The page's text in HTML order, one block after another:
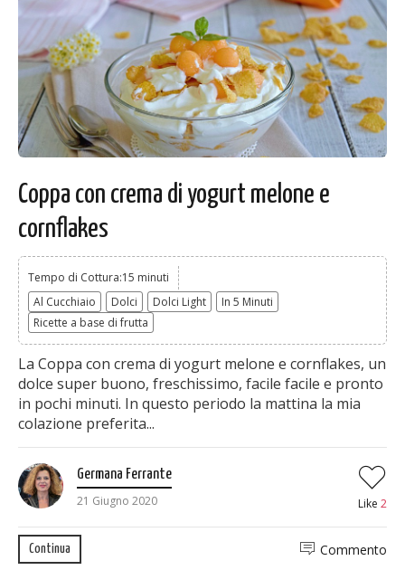
Coppa con crema di yogurt melone e
cornflakes
Tempo di Cottura:15 minuti
Al Cucchiaio
Dolci Dolci Light
In 5 Minuti
Ricette a base di frutta
La Coppa con crema di yogurt melone e cornflakes, un
dolce super buono, freschissimo, facile facile e pronto
in pochi minuti. In questo periodo la mattina la mia
colazione preferita...
Germana Ferrante
21 Giugno 2020
Like 2
Continua Commento